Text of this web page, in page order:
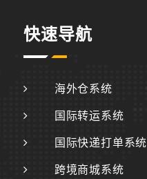
快速导航
海外仓系统
国际转运系统
国际快递打单系统
跨境商城系统